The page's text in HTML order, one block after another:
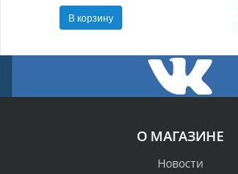
В корзину
О МАГАЗИНЕ
Новости